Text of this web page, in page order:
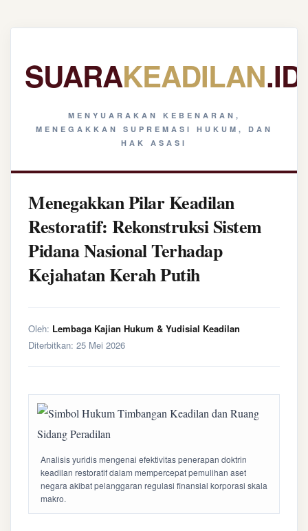
SUARAKEADILAN.ID
MENYUARAKAN KEBENARAN,
MENEGAKKAN SUPREMASI HUKUM, DAN
HAK ASASI
Menegakkan Pilar Keadilan
Restoratif: Rekonstruksi Sistem
Pidana Nasional Terhadap
Kejahatan Kerah Putih
Oleh: Lembaga Kajian Hukum & Yudisial Keadilan
Diterbitkan: 25 Mei 2026
Analisis yuridis mengenai efektivitas penerapan doktrin
keadilan restoratif dalam mempercepat pemulihan aset
negara akibat pelanggaran regulasi finansial korporasi skala
makro.